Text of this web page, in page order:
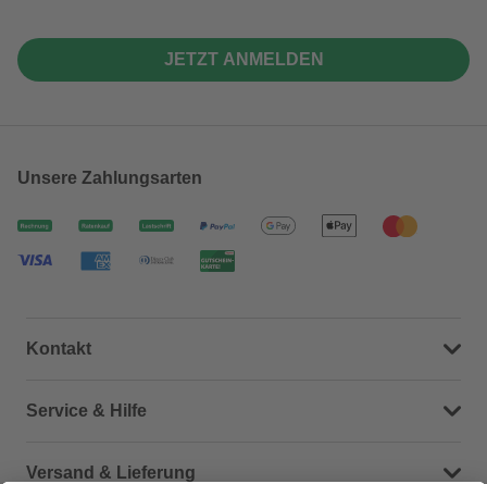
JETZT ANMELDEN
Unsere Zahlungsarten
Kontakt
Dein Kontakt zu uns
Service & Hilfe
Häufige Fragen (FAQ)
Versand & Lieferung